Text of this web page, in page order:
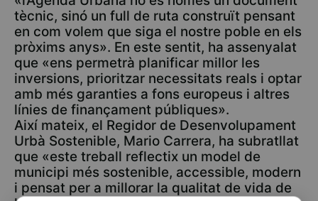
tècnic, sinó un full de ruta construït pensant
en com volem que siga el nostre poble en els
pròxims anys». En este sentit, ha assenyalat
que «ens permetrà planificar millor les
inversions, prioritzar necessitats reals i optar
amb més garanties a fons europeus i altres
línies de finançament públiques».
Així mateix, el Regidor de Desenvolupament
Urbà Sostenible, Mario Carrera, ha subratllat
que «este treball reflectix un model de
municipi més sostenible, accessible, modern
i pensat per a millorar la qualitat de vida de